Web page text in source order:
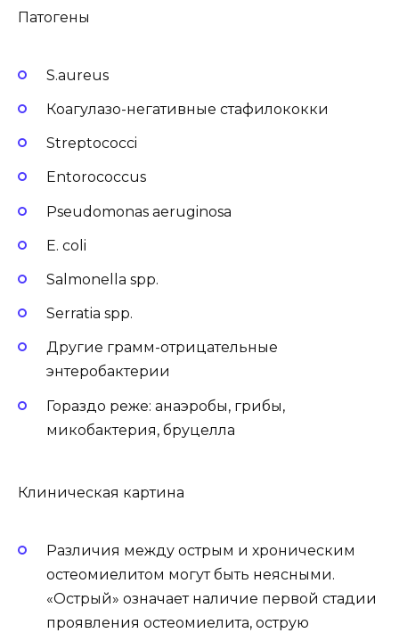
Патогены
S.aureus
Коагулазо-негативные стафилококки
Streptococci
Entorococcus
Pseudomonas aeruginosa
E. coli
Salmonella spp.
Serratia spp.
Другие грамм-отрицательные
энтеробактерии
Гораздо реже: анаэробы, грибы,
микобактерия, бруцелла
Клиническая картина
Различия между острым и хроническим
остеомиелитом могут быть неясными.
«Острый» означает наличие первой стадии
проявления остеомиелита, острую